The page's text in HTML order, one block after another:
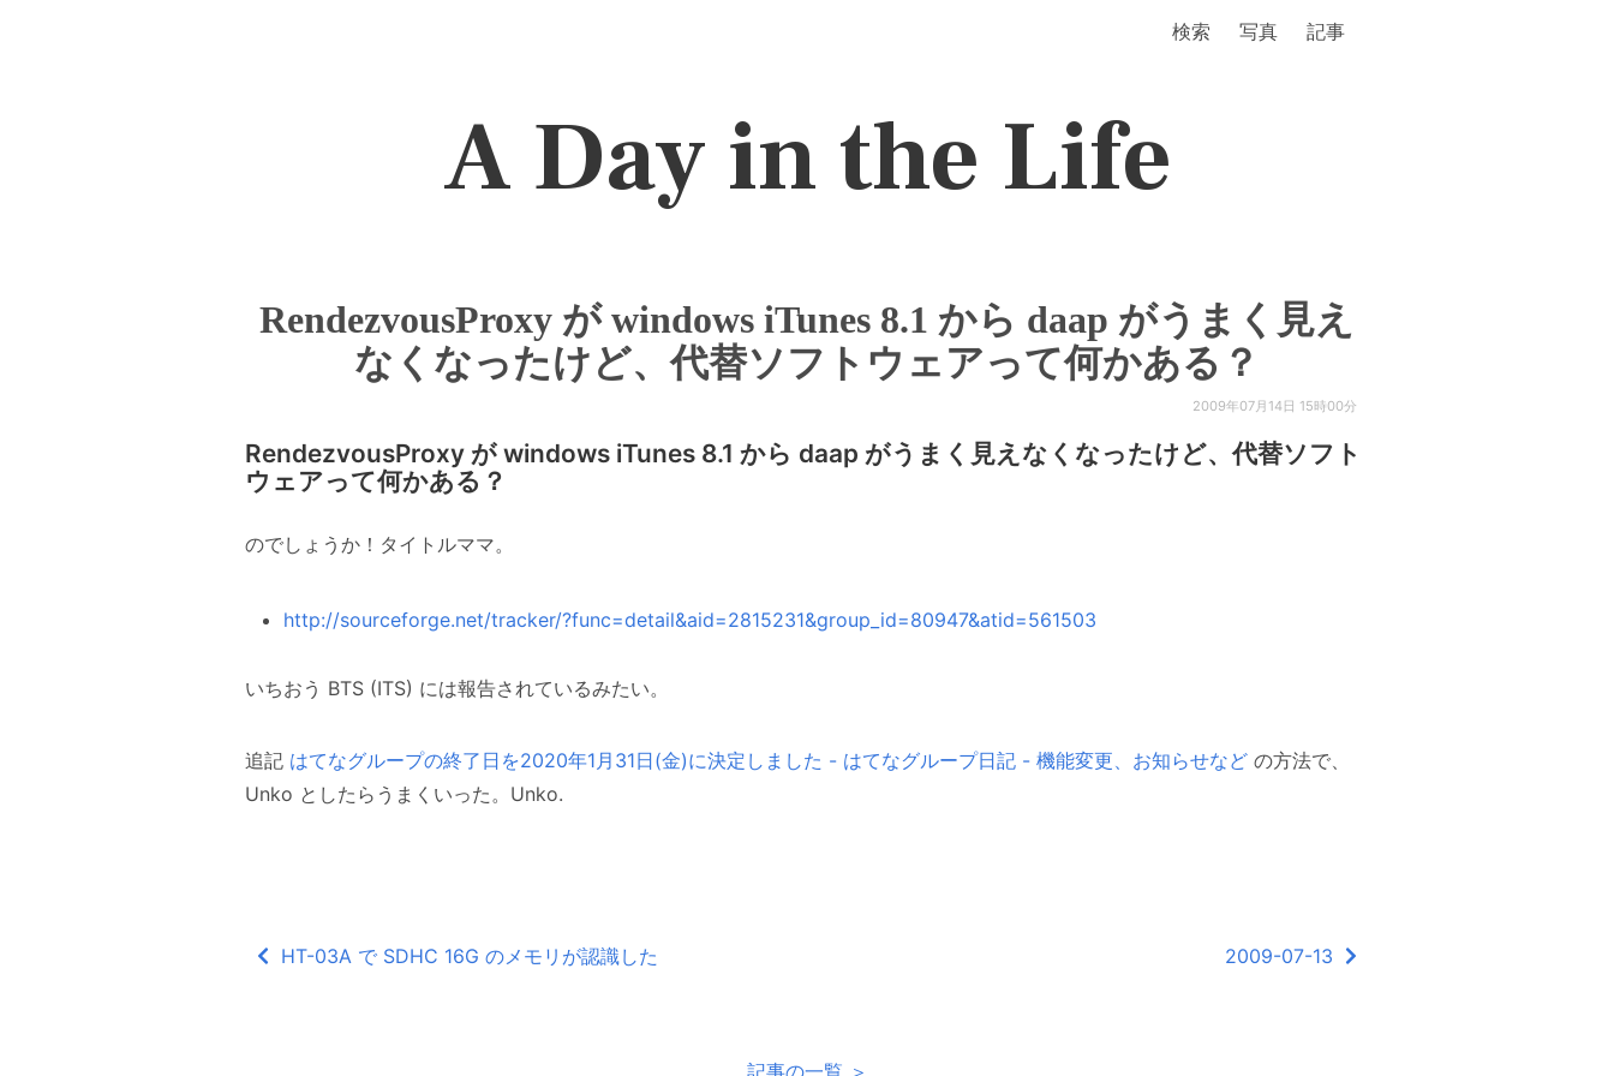
検索 写真 記事
A Day in the Life
RendezvousProxy が windows iTunes 8.1 から daap がうまく見え
なくなったけど、代替ソフトウェアって何かある？
2009年07月14日 15時00分
RendezvousProxy が windows iTunes 8.1 から daap がうまく見えなくなったけど、代替ソフト
ウェアって何かある？
のでしょうか！タイトルママ。
http://sourceforge.net/tracker/?func=detail&aid=2815231&group_id=80947&atid=561503
いちおう BTS (ITS) には報告されているみたい。
追記 はてなグループの終了日を2020年1月31日(金)に決定しました - はてなグループ日記 - 機能変更、お知らせなど の方法で、
Unko としたらうまくいった。Unko.
HT-03A で SDHC 16G のメモリが認識した 2009-07-13
記事の一覧 ＞